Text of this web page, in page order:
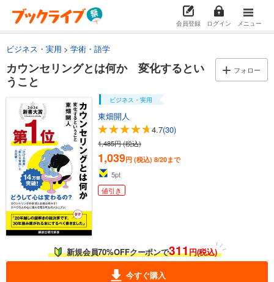
会員登録 ログイン メニュー
ビジネス・実用 学術・語学
カウンセリングとは何か 変化するとい
うこと
フォロー
ビジネス・実用
東畑開人
4.7(30)
1,485円 (税込)
1,039円 (税込) 8/20まで
5pt
値引き
新規会員70%OFFクーポンで311円(税込)
今すぐ購入